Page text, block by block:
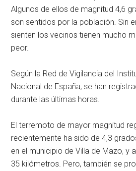
Algunos de ellos de magnitud 4,6
son sentidos por la población. Sin
sienten los vecinos tienen mucho
peor.
Según la Red de Vigilancia del
Nacional de España, se han
durante las últimas horas.
El terremoto de mayor magnitud
recientemente ha sido de 4,3
en el municipio de Villa de Mazo, y
35 kilómetros. Pero, también se